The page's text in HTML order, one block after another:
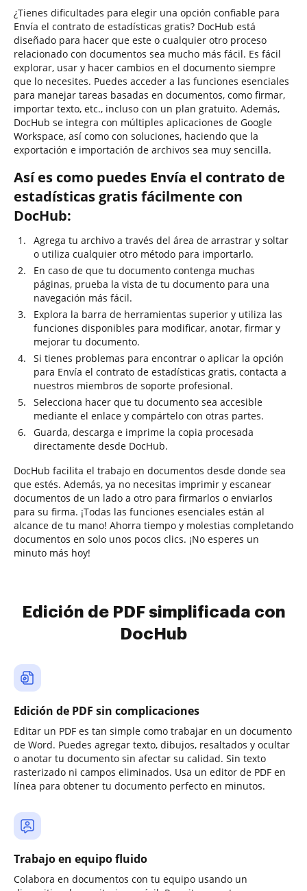
¿Tienes dificultades para elegir una opción confiable para
Envía el contrato de estadísticas gratis? DocHub está
diseñado para hacer que este o cualquier otro proceso
relacionado con documentos sea mucho más fácil. Es fácil
explorar, usar y hacer cambios en el documento siempre
que lo necesites. Puedes acceder a las funciones esenciales
para manejar tareas basadas en documentos, como firmar,
importar texto, etc., incluso con un plan gratuito. Además,
DocHub se integra con múltiples aplicaciones de Google
Workspace, así como con soluciones, haciendo que la
exportación e importación de archivos sea muy sencilla.
Así es como puedes Envía el contrato de
estadísticas gratis fácilmente con
DocHub:
Agrega tu archivo a través del área de arrastrar y soltar
o utiliza cualquier otro método para importarlo.
En caso de que tu documento contenga muchas
páginas, prueba la vista de tu documento para una
navegación más fácil.
Explora la barra de herramientas superior y utiliza las
funciones disponibles para modificar, anotar, firmar y
mejorar tu documento.
Si tienes problemas para encontrar o aplicar la opción
para Envía el contrato de estadísticas gratis, contacta a
nuestros miembros de soporte profesional.
Selecciona hacer que tu documento sea accesible
mediante el enlace y compártelo con otras partes.
Guarda, descarga e imprime la copia procesada
directamente desde DocHub.
DocHub facilita el trabajo en documentos desde donde sea
que estés. Además, ya no necesitas imprimir y escanear
documentos de un lado a otro para firmarlos o enviarlos
para su firma. ¡Todas las funciones esenciales están al
alcance de tu mano! Ahorra tiempo y molestias completando
documentos en solo unos pocos clics. ¡No esperes un
minuto más hoy!
Edición de PDF simplificada con
DocHub
Edición de PDF sin complicaciones
Editar un PDF es tan simple como trabajar en un documento
de Word. Puedes agregar texto, dibujos, resaltados y ocultar
o anotar tu documento sin afectar su calidad. Sin texto
rasterizado ni campos eliminados. Usa un editor de PDF en
línea para obtener tu documento perfecto en minutos.
Trabajo en equipo fluido
Colabora en documentos con tu equipo usando un